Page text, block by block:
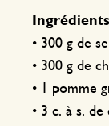
• 300 g de
• 300 g de
• 1 pomme
• 3 c. à s. de